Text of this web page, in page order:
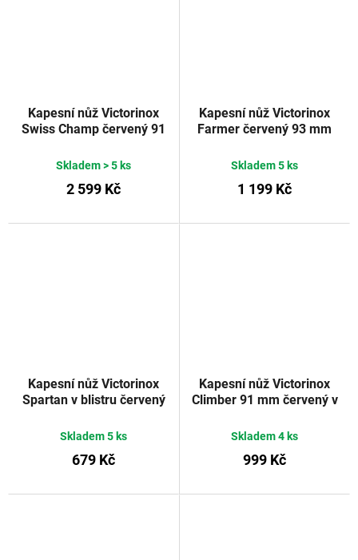
Kapesní nůž Victorinox
Swiss Champ červený 91
Skladem> 5 ks
2 599 Kč
Kapesní nůž Victorinox
Farmer červený 93 mm
Skladem5 ks
1 199 Kč
Kapesní nůž Victorinox
Spartan v blistru červený
Skladem5 ks
679 Kč
Kapesní nůž Victorinox
Climber 91 mm červený v
Skladem4 ks
999 Kč